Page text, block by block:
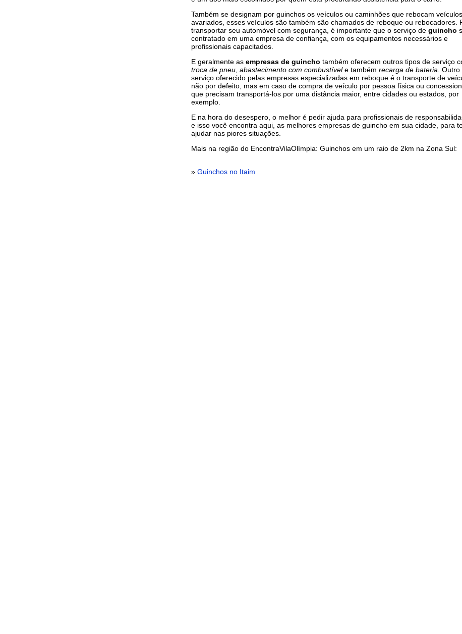
Também se designam por guinchos os veículos ou caminhões que rebocam veículos
avariados, esses veículos são também são chamados de reboque ou rebocadores.
transportar seu automóvel com segurança, é importante que o serviço de guincho
contratado em uma empresa de confiança, com os equipamentos necessários e
profissionais capacitados.
E geralmente as empresas de guincho também oferecem outros tipos de serviço
troca de pneu abastecimento com combustívele também recarga de bateria . Outro
serviço oferecido pelas empresas especializadas em reboque é o transporte de
não por defeito, mas em caso de compra de veículo por pessoa física ou
que precisam transportá-los por uma distância maior, entre cidades ou estados, por
exemplo.
E na hora do desespero, o melhor é pedir ajuda para profissionais de
e isso você encontra aqui, as melhores empresas de guincho em sua cidade, para
ajudar nas piores situações.
Mais na região do EncontraVilaOlímpia: Guinchos em um raio de 2km na Zona Sul:
» Guinchos no Itaim